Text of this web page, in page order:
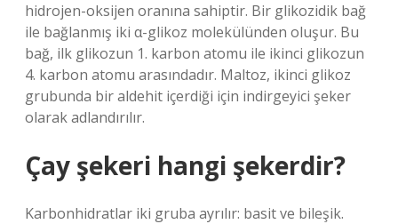
hidrojen-oksijen oranına sahiptir. Bir glikozidik bağ
ile bağlanmış iki α-glikoz molekülünden oluşur. Bu
bağ, ilk glikozun 1. karbon atomu ile ikinci glikozun
4. karbon atomu arasındadır. Maltoz, ikinci glikoz
grubunda bir aldehit içerdiği için indirgeyici şeker
olarak adlandırılır.
Çay şekeri hangi şekerdir?
Karbonhidratlar iki gruba ayrılır: basit ve bileşik.